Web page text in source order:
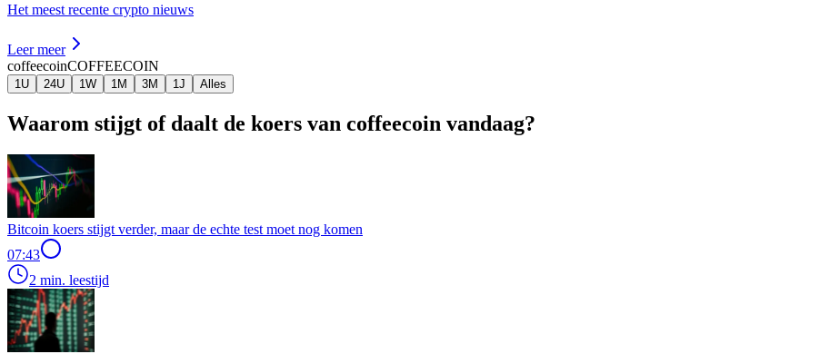
Het meest recente crypto nieuws
Leer meer
coffeecoinCOFFEECOIN
1U 24U 1W 1M 3M 1J Alles
Waarom stijgt of daalt de koers van coffeecoin vandaag?
Bitcoin koers stijgt verder, maar de echte test moet nog komen
07:43
2 min. leestijd